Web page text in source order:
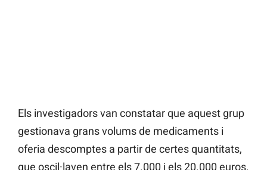
Els investigadors van constatar que aquest grup
gestionava grans volums de medicaments i
oferia descomptes a partir de certes quantitats,
que oscil·laven entre els 7.000 i els 20.000 euros.